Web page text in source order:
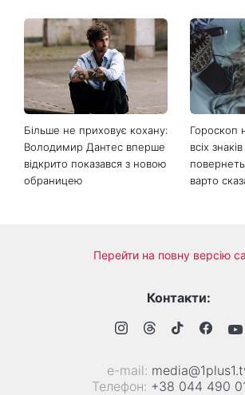
Більше не приховує кохану:
Володимир Дантес вперше
відкрито показався з новою
обраницею
Гороскоп
всіх
варто
Перейти на повну версію
Контакти:
е-mail:
Телефон: +38 044 490